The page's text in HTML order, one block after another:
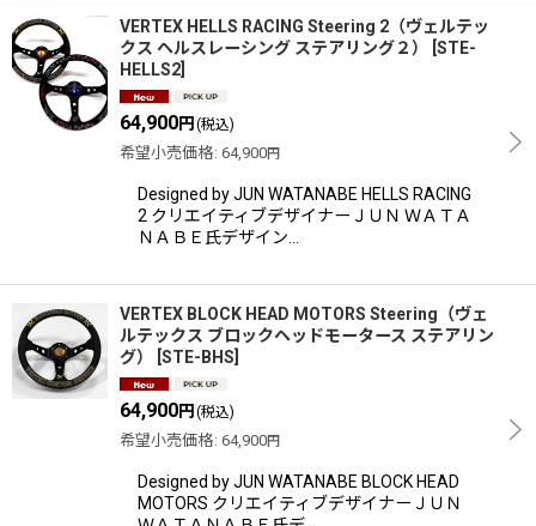
VERTEX HELLS RACING Steering 2（ヴェルテッ
クス ヘルスレーシング ステアリング２）
STE-
HELLS2
64,900円 (税込)
希望小売価格: 64,900円
Designed by JUN WATANABE HELLS RACING
2 クリエイティブデザイナーＪＵＮ ＷＡＴＡ
ＮＡＢＥ氏デザイン…
VERTEX BLOCK HEAD MOTORS Steering（ヴェ
ルテックス ブロックヘッドモータース ステアリン
グ）
STE-BHS
64,900円 (税込)
希望小売価格: 64,900円
Designed by JUN WATANABE BLOCK HEAD
MOTORS クリエイティブデザイナーＪＵＮ